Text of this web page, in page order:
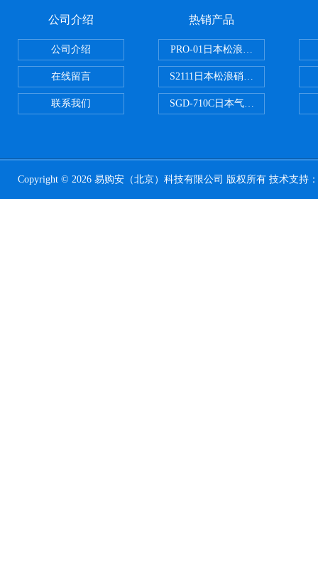
公司介绍
公司介绍
在线留言
联系我们
热销产品
PRO-01日本松浪硝子玻璃制品载
S2111日本松浪硝子载玻片
SGD-710C日本气体分割器
Copyright © 2026 易购安（北京）科技有限公司 版权所有 技术支持：